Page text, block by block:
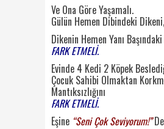
Ve Ona Göre Yaşamalı.
Gülün Hemen Dibindeki Dikeni,
Dikenin Hemen Yanı
FARK ETMELİ.
Evinde 4 Kedi 2 Köpek
Çocuk Sahibi Olmaktan
Mantıksızlığını
FARK ETMELİ.
Eşine “Seni Çok Seviyorum!”